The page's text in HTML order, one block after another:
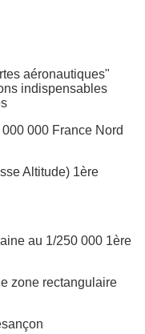
aéronautiques"
indispensables
000 France Nord
Altitude) 1ère
au 1/250 000 1ère
zone rectangulaire